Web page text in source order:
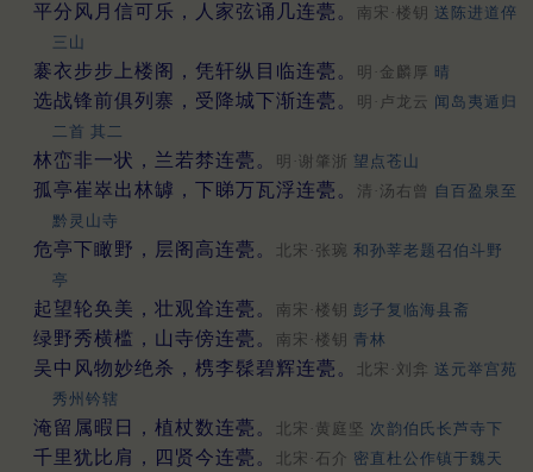
平分风月信可乐，人家弦诵几连甍。 南宋·楼钥 送陈进道倅
三山
褰衣步步上楼阁，凭轩纵目临连甍。 明·金麟厚 晴
选战锋前俱列寨，受降城下渐连甍。 明·卢龙云 闻岛夷遁归
二首 其二
林峦非一状，兰若棼连甍。 明·谢肇浙 望点苍山
孤亭崔崒出林罅，下睇万瓦浮连甍。 清·汤右曾 自百盈泉至
黔灵山寺
危亭下瞰野，层阁高连甍。 北宋·张琬 和孙莘老题召伯斗野
亭
起望轮奂美，壮观耸连甍。 南宋·楼钥 彭子复临海县斋
绿野秀横槛，山寺傍连甍。 南宋·楼钥 青林
吴中风物妙绝杀，槜李髹碧辉连甍。 北宋·刘弇 送元举宫苑
秀州钤辖
淹留属暇日，植杖数连甍。 北宋·黄庭坚 次韵伯氏长芦寺下
千里犹比肩，四贤今连甍。 北宋·石介 密直杜公作镇于魏天